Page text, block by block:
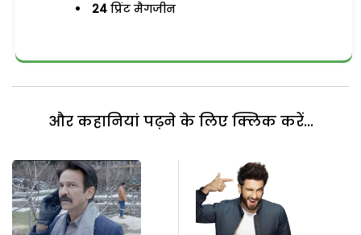
24 प्रिंट मैगजीन
और कहानियां पढ़ने के लिए क्लिक करें...